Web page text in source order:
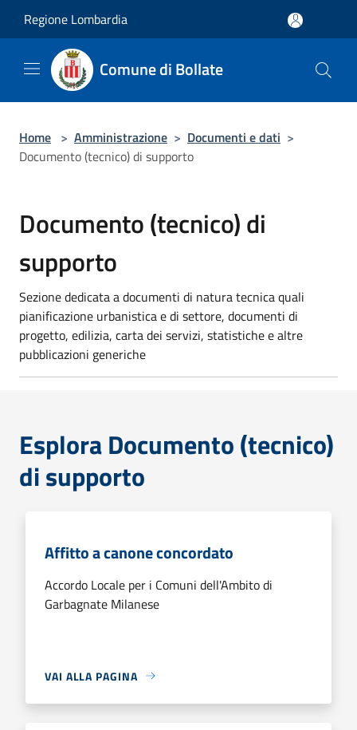
Regione Lombardia
Comune di Bollate
Home > Amministrazione > Documenti e dati >
Documento (tecnico) di supporto
Documento (tecnico) di
supporto
Sezione dedicata a documenti di natura tecnica quali
pianificazione urbanistica e di settore, documenti di
progetto, edilizia, carta dei servizi, statistiche e altre
pubblicazioni generiche
Esplora Documento (tecnico)
di supporto
Affitto a canone concordato
Accordo Locale per i Comuni dell'Ambito di
Garbagnate Milanese
VAI ALLA PAGINA